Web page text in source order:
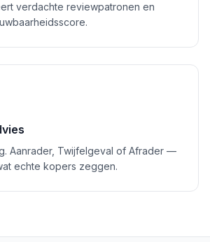
verdachte reviewpatronen en
Aanrader, Twijfelgeval of Afrader —
echte kopers zeggen.